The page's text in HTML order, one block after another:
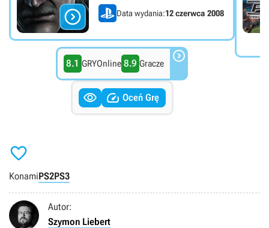
 Data wydania:12 czerwca 2008
8.1 GRYOnline 8.9 Gracze 
  Oceń Grę

KonamiPS2PS3
Autor:
Szymon Liebert